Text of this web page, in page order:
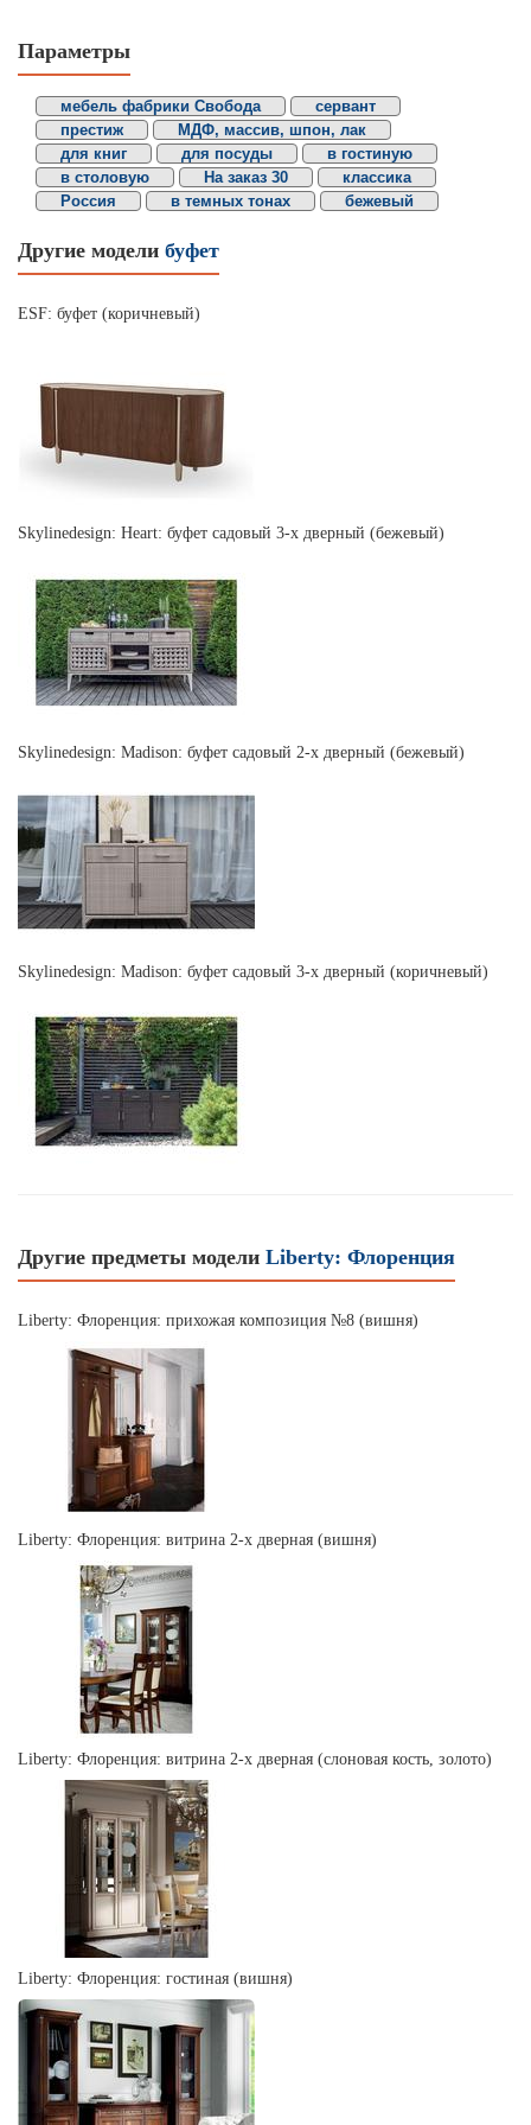
Параметры
мебель фабрики Свобода
сервант
престиж
МДФ, массив, шпон, лак
для книг
для посуды
в гостиную
в столовую
На заказ 30
классика
Россия
в темных тонах бежевый
Другие модели буфет
ESF: буфет (коричневый)
Skylinedesign: Heart: буфет садовый 3-х дверный (бежевый)
Skylinedesign: Madison: буфет садовый 2-х дверный (бежевый)
Skylinedesign: Madison: буфет садовый 3-х дверный (коричневый)
Другие предметы модели Liberty: Флоренция
Liberty: Флоренция: прихожая композиция №8 (вишня)
Liberty: Флоренция: витрина 2-х дверная (вишня)
Liberty: Флоренция: витрина 2-х дверная (слоновая кость, золото)
Liberty: Флоренция: гостиная (вишня)